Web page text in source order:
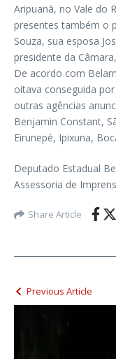
Aripuanã, no Vale do
presentes também o
Souza, sua esposa
presidente da
De acordo com
oitava conseguida
outras agências
Benjamin Constant,
Eirunepé, Ipixuna,
Deputado Estadual
Assessoria de
Share Article
Previous Article